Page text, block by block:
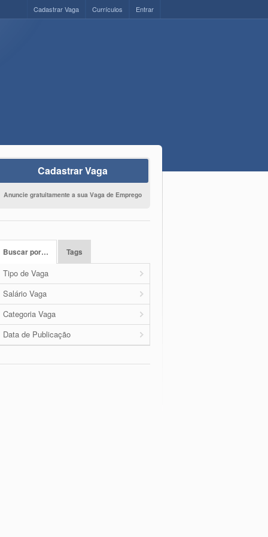
Entrar
Currículos
Cadastrar Vaga
Cadastrar Vaga
Anuncie gratuitamente a sua Vaga de Emprego
Buscar por… Tags
Tipo de Vaga
Salário Vaga
Categoria Vaga
Data de Publicação